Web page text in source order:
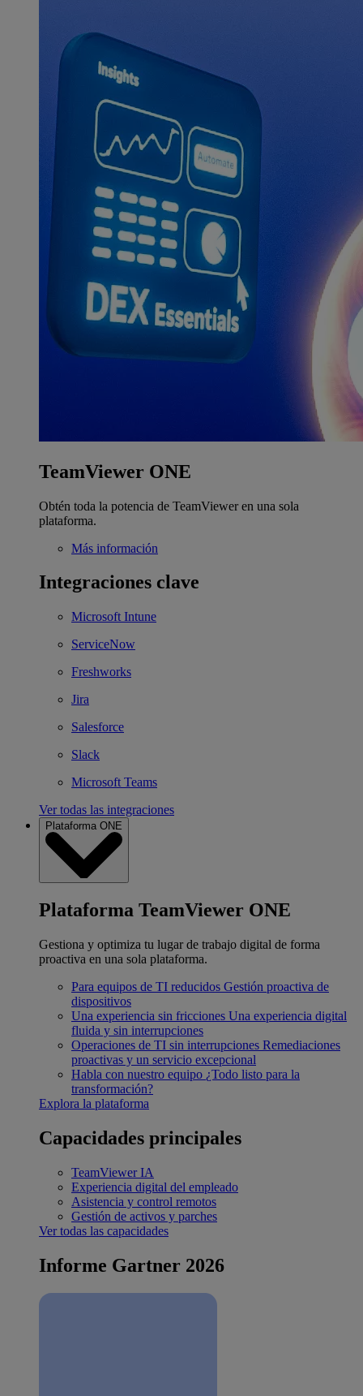
TeamViewer ONE
Obtén toda la potencia de TeamViewer en una sola
plataforma.
Más información
Integraciones clave
Microsoft Intune
ServiceNow
Freshworks
Jira
Salesforce
Slack
Microsoft Teams
Ver todas las integraciones
Plataforma ONE
Plataforma TeamViewer ONE
Gestiona y optimiza tu lugar de trabajo digital de forma
proactiva en una sola plataforma.
Para equipos de TI reducidos Gestión proactiva de
dispositivos
Una experiencia sin fricciones Una experiencia digital
fluida y sin interrupciones
Operaciones de TI sin interrupciones Remediaciones
proactivas y un servicio excepcional
Habla con nuestro equipo ¿Todo listo para la
transformación?
Explora la plataforma
Capacidades principales
TeamViewer IA
Experiencia digital del empleado
Asistencia y control remotos
Gestión de activos y parches
Ver todas las capacidades
Informe Gartner 2026